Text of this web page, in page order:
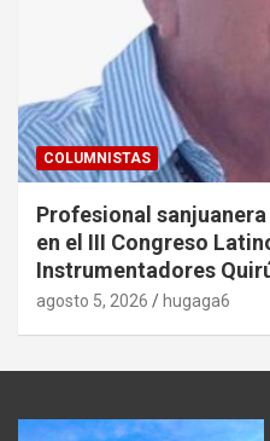
COLUMNISTAS
Profesional
en el III Congreso
Instrumentadores
agosto 5, 2026 hugaga6